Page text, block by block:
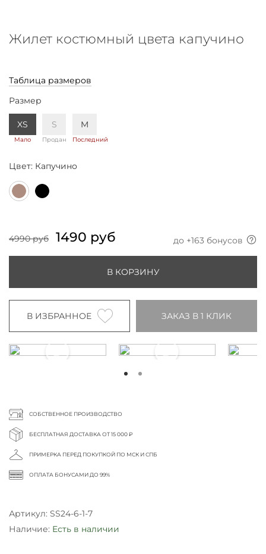
Жилет костюмный цвета капучино
Таблица размеров
Размер
XS
Мало
S
Продан
M
Последний
Цвет: Капучино
4990 руб 1490 руб до +163 бонусов
В КОРЗИНУ
В ИЗБРАННОЕ ЗАКАЗ В 1 КЛИК
СОБСТВЕННОЕ ПРОИЗВОДСТВО
БЕСПЛАТНАЯ ДОСТАВКА ОТ 15 000 ₽
ПРИМЕРКА ПЕРЕД ПОКУПКОЙ ПО МСК И СПБ
ОПЛАТА БОНУСАМИ ДО 99%
Артикул: SS24-6-1-7
Наличие: Есть в наличии